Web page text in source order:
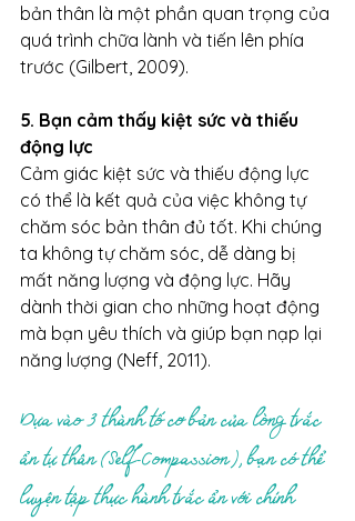
bản thân là một phần quan trọng của
quá trình chữa lành và tiến lên phía
trước (Gilbert, 2009).
5. Bạn cảm thấy kiệt sức và thiếu
động lực
Cảm giác kiệt sức và thiếu động lực
có thể là kết quả của việc không tự
chăm sóc bản thân đủ tốt. Khi chúng
ta không tự chăm sóc, dễ dàng bị
mất năng lượng và động lực. Hãy
dành thời gian cho những hoạt động
mà bạn yêu thích và giúp bạn nạp lại
năng lượng (Neff, 2011).
Dựa vào 3 thành tố cơ bản của lòng trắc
ẩn tự thân (Self-Compassion), bạn có thể
luyện tập thực hành trắc ẩn với chính